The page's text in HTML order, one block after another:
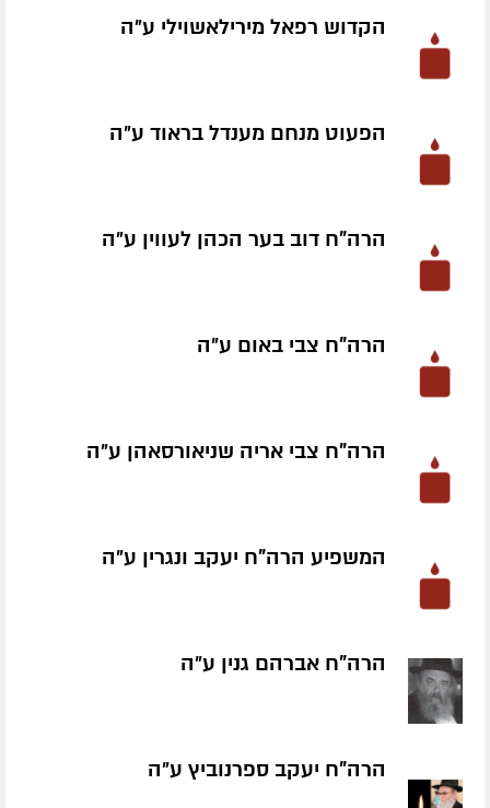
הקדוש רפאל מירילאשוילי ע״ה
הפעוט מנחם מענדל בראוד ע״ה
הרה"ח דוב בער הכהן לעווין ע״ה
הרה"ח צבי באום ע״ה
הרה"ח צבי אריה שניאורסאהן ע״ה
המשפיע הרה"ח יעקב ונגרין ע״ה
הרה"ח אברהם גנין ע״ה
הרה"ח יעקב ספרנוביץ ע״ה